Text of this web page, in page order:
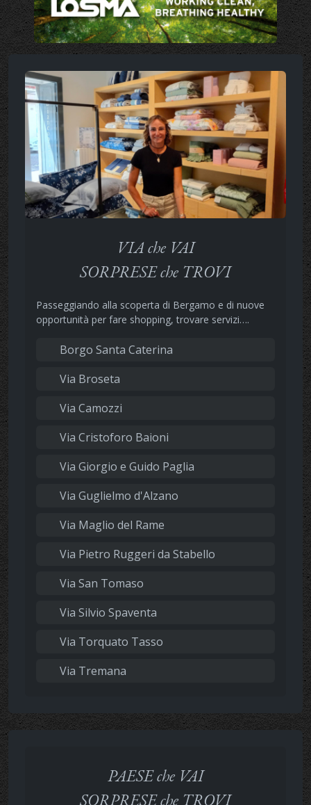
VIA che VAI
SORPRESE che TROVI
Passeggiando alla scoperta di Bergamo e di nuove
opportunità per fare shopping, trovare servizi….
Borgo Santa Caterina
Via Broseta
Via Camozzi
Via Cristoforo Baioni
Via Giorgio e Guido Paglia
Via Guglielmo d'Alzano
Via Maglio del Rame
Via Pietro Ruggeri da Stabello
Via San Tomaso
Via Silvio Spaventa
Via Torquato Tasso
Via Tremana
PAESE che VAI
SORPRESE che TROVI